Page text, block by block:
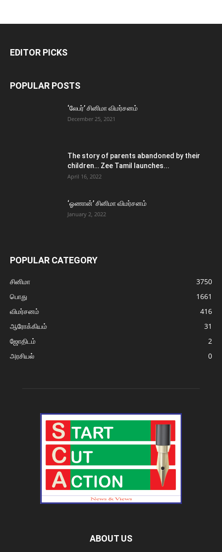
EDITOR PICKS
POPULAR POSTS
‘லேபர்’ சினிமா விமர்சனம்
December 25, 2021
The story of parents abandoned by their
children… Zee Tamil launches...
April 16, 2022
‘ஓணான்’ சினிமா விமர்சனம்
January 2, 2022
POPULAR CATEGORY
சினிமா
3750
பொது
1661
விமர்சனம்
416
ஆரோக்கியம்
31
ஜோதிடம்
2
அரசியல்
0
ABOUT US